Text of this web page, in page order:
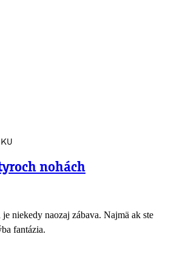
nohách
niekedy naozaj zábava. Najmä ak ste
fantázia.